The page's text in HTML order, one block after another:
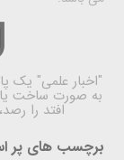
"اخبار علمی" یک
به صورت ساخت
افتد را
برچسب های پر